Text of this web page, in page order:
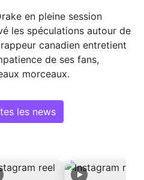
en pleine session
les spéculations autour de
canadien entretient
de ses fans,
morceaux.
les news